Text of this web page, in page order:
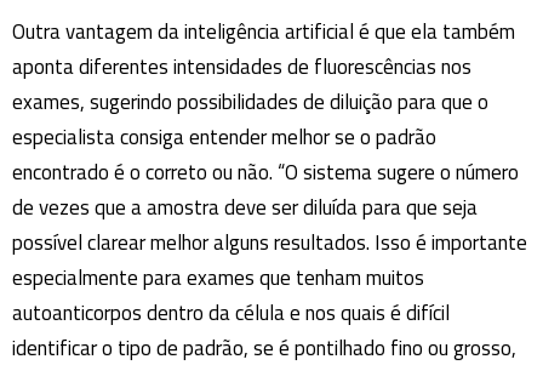
Outra vantagem da inteligência artificial é que ela também
aponta diferentes intensidades de fluorescências nos
exames, sugerindo possibilidades de diluição para que o
especialista consiga entender melhor se o padrão
encontrado é o correto ou não. “O sistema sugere o número
de vezes que a amostra deve ser diluída para que seja
possível clarear melhor alguns resultados. Isso é importante
especialmente para exames que tenham muitos
autoanticorpos dentro da célula e nos quais é difícil
identificar o tipo de padrão, se é pontilhado fino ou grosso,